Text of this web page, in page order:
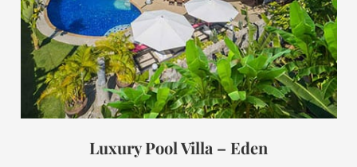
Luxury Pool Villa – Eden